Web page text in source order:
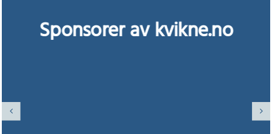
Sponsorer av kvikne.no